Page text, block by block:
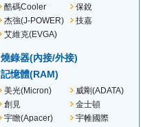
(Thermaltake)
酷碼Cooler
Master
保銳
杰強(J-POWER)
技嘉
艾維克(EVGA)
燒錄器(內接/外接)
記憶體(RAM)
美光(Micron)
威剛(ADATA)
創見
(Transcend)
金士頓
(Kingston)
宇瞻(Apacer)
宇帷國際